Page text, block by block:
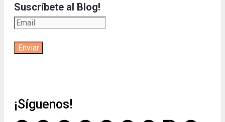
Suscríbete al Blog!
¡Síguenos!